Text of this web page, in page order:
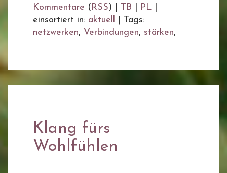
Kommentare ( RSS) | TB PL
einsortiert in: aktuell
Tags:
netzwerken, Verbindungen, stärken,
Klang fürs
Wohlfühlen